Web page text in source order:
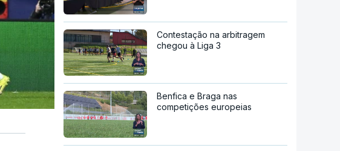
Contestação na arbitragem
chegou à Liga 3
Benfica e Braga nas
competições europeias